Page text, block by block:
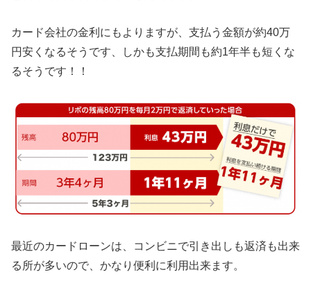
カード会社の金利にもよりますが、支払う金額が約40万
円安くなるそうです、しかも支払期間も約1年半も短くな
るそうです！！
最近のカードローンは、コンビニで引き出しも返済も出来
る所が多いので、かなり便利に利用出来ます。